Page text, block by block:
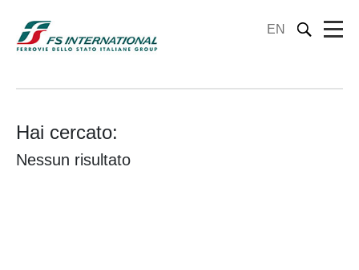
EN
Hai cercato:
Nessun risultato